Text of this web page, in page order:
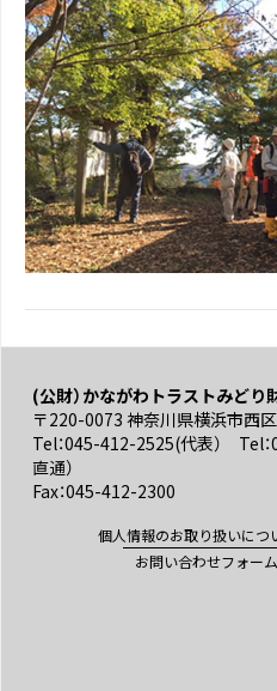
(公財）かながわトラストみどり
〒220-0073 神奈川県横浜市西
Tel：045-412-2525(代表） Tel
直通）
Fax：045-412-2300
個人情報のお取り扱いにつ
お問い合わせフォーム